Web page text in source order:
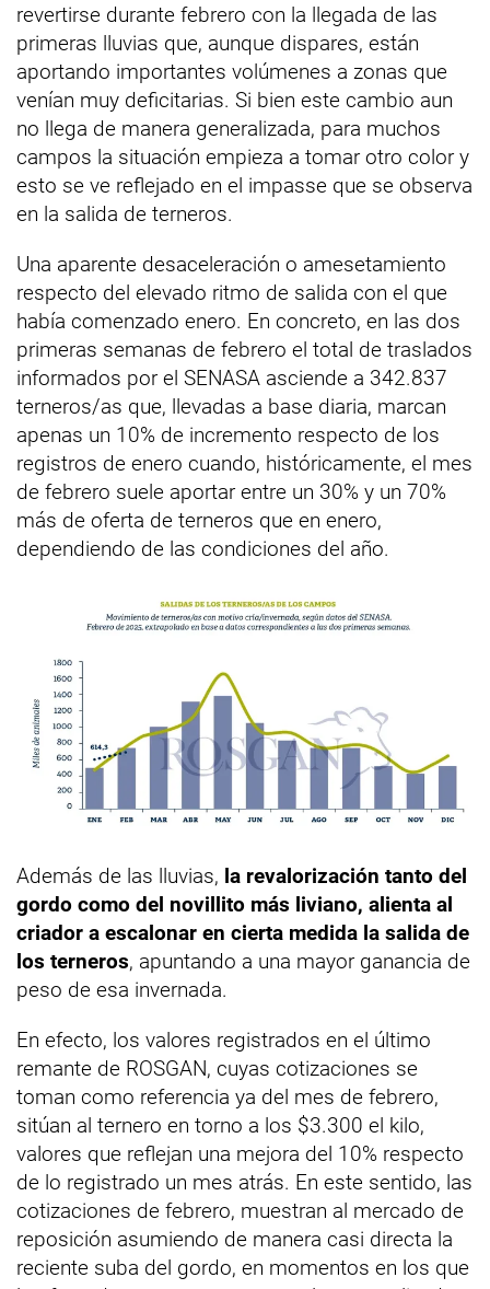
revertirse durante febrero con la llegada de las
primeras lluvias que, aunque dispares, están
aportando importantes volúmenes a zonas que
venían muy deficitarias. Si bien este cambio aun
no llega de manera generalizada, para muchos
campos la situación empieza a tomar otro color y
esto se ve reflejado en el impasse que se observa
en la salida de terneros.
Una aparente desaceleración o amesetamiento
respecto del elevado ritmo de salida con el que
había comenzado enero. En concreto, en las dos
primeras semanas de febrero el total de traslados
informados por el SENASA asciende a 342.837
terneros/as que, llevadas a base diaria, marcan
apenas un 10% de incremento respecto de los
registros de enero cuando, históricamente, el mes
de febrero suele aportar entre un 30% y un 70%
más de oferta de terneros que en enero,
dependiendo de las condiciones del año.
Además de las lluvias, la revalorización tanto del
gordo como del novillito más liviano, alienta al
criador a escalonar en cierta medida la salida de
los terneros, apuntando a una mayor ganancia de
peso de esa invernada.
En efecto, los valores registrados en el último
remante de ROSGAN, cuyas cotizaciones se
toman como referencia ya del mes de febrero,
sitúan al ternero en torno a los $3.300 el kilo,
valores que reflejan una mejora del 10% respecto
de lo registrado un mes atrás. En este sentido, las
cotizaciones de febrero, muestran al mercado de
reposición asumiendo de manera casi directa la
reciente suba del gordo, en momentos en los que